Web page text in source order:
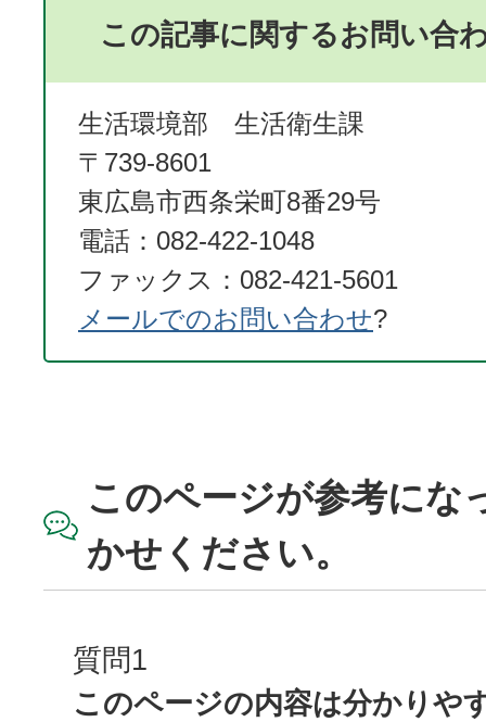
この記事に関するお問い合
生活環境部 生活衛生課
〒739-8601
東広島市西条栄町8番29号
電話：082-422-1048
ファックス：082-421-5601
メールでのお問い合わせ?
このページが参考にな
かせください。
質問1
このページの内容は分かりや